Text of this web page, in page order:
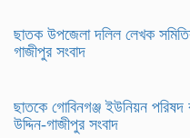
ছাতক উপজেলা দলিল লেখক সমিতির
গাজীপুর সংবাদ
ছাতকে গোবিনগঞ্জ ইউনিয়ন পরিষদ
উদ্দিন-গাজীপুর সংবাদ